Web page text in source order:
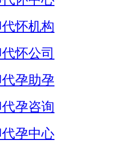
怀机构
怀公司
孕助孕
孕咨询
孕中心